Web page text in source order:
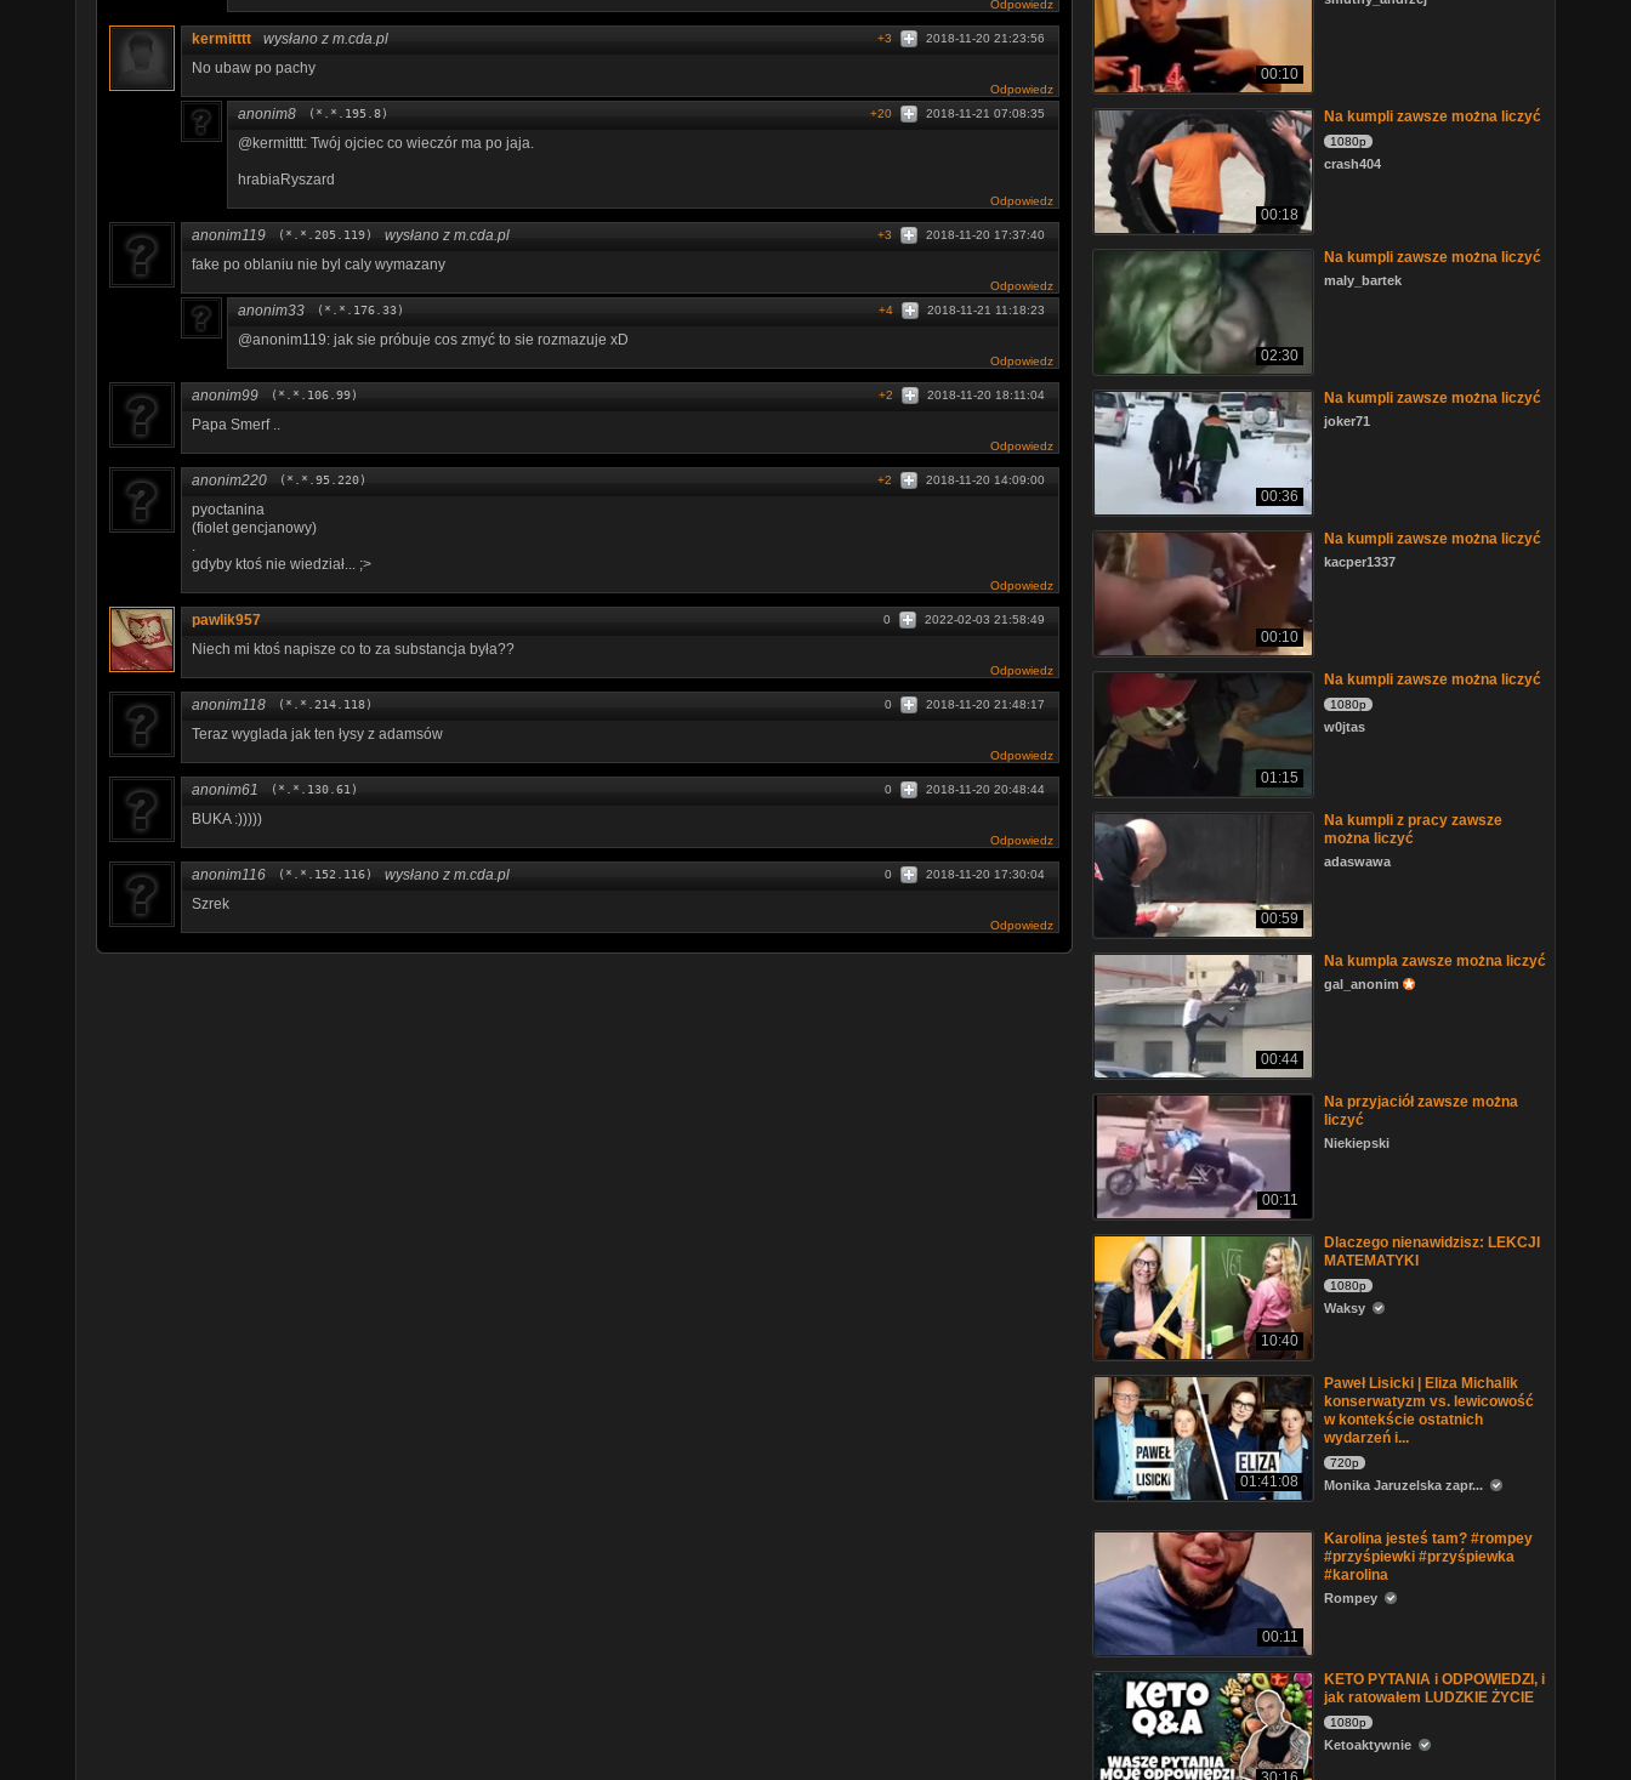
Odpowiedz
kermitttt wysłano z m.cda.pl 2018-11-20 21:23:56
+3
No ubaw po pachy
Odpowiedz
anonim8 (*.*.195.8) 2018-11-21 07:08:35
+20
@kermitttt: Twój ojciec co wieczór ma po jaja.
hrabiaRyszard
Odpowiedz
anonim119 (*.*.205.119) wysłano z m.cda.pl 2018-11-20 17:37:40
+3
fake po oblaniu nie byl caly wymazany
Odpowiedz
anonim33 (*.*.176.33) 2018-11-21 11:18:23
+4
@anonim119: jak sie próbuje cos zmyć to sie rozmazuje xD
Odpowiedz
anonim99 (*.*.106.99) 2018-11-20 18:11:04
+2
Papa Smerf ..
Odpowiedz
anonim220 (*.*.95.220) 2018-11-20 14:09:00
+2
pyoctanina
(fiolet gencjanowy)
.
gdyby ktoś nie wiedział... ;>
Odpowiedz
pawlik957 2022-02-03 21:58:49
0
Niech mi ktoś napisze co to za substancja była??
Odpowiedz
anonim118 (*.*.214.118) 2018-11-20 21:48:17
0
Teraz wyglada jak ten łysy z adamsów
Odpowiedz
anonim61 (*.*.130.61) 2018-11-20 20:48:44
0
BUKA :)))))
Odpowiedz
anonim116 (*.*.152.116) wysłano z m.cda.pl 2018-11-20 17:30:04
0
Szrek
Odpowiedz
00:10
00:18
Na kumpli zawsze można liczyć
1080p
crash404
02:30
Na kumpli zawsze można liczyć
maly_bartek
00:36
Na kumpli zawsze można liczyć
joker71
00:10
Na kumpli zawsze można liczyć
kacper1337
01:15
Na kumpli zawsze można liczyć
1080p
w0jtas
00:59
Na kumpli z pracy zawsze
można liczyć
adaswawa
00:44
Na kumpla zawsze można liczyć
gal_anonim
00:11
Na przyjaciół zawsze można
liczyć
Niekiepski
10:40
Dlaczego nienawidzisz: LEKCJI
MATEMATYKI
1080p
Waksy
01:41:08
Paweł Lisicki | Eliza Michalik
konserwatyzm vs. lewicowość
w kontekście ostatnich
wydarzeń i...
720p
Monika Jaruzelska zapr...
00:11
Karolina jesteś tam? #rompey
#przyśpiewki #przyśpiewka
#karolina
Rompey
KETO PYTANIA i ODPOWIEDZI, i
jak ratowałem LUDZKIE ŻYCIE
1080p
Ketoaktywnie